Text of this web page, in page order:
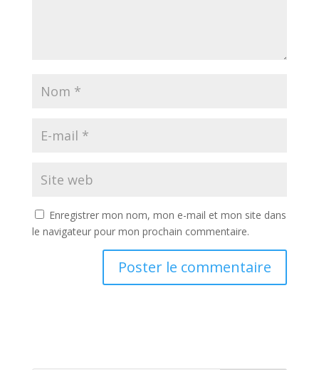
Enregistrer mon nom, mon e-mail et mon site dans
le navigateur pour mon prochain commentaire.